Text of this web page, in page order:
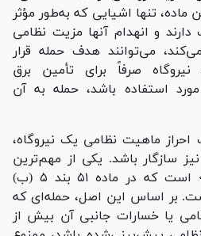
می‌دهد. طبق بند ۲ این ماده، تنها اشیایی که به‌طور مؤثر
و انهدام آنها مزیت نظامی
می‌توانند هدف حمله قرار
نیروگاه صرفاً برای تأمین برق
استفاده باشد، حمله به آن
ماهیت نظامی یک نیروگاه،
سازگار باشد. یکی از مهم‌ترین
این اصول، «اصل تناسب» است که در ماده ۵۱ بند ۵ (ب)
بر اساس این اصل، حمله‌ای که
یا خسارات جانبی آن بیش از